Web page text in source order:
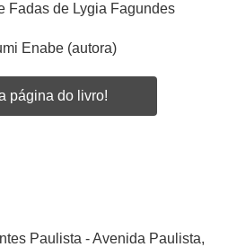
Fadas de Lygia Fagundes
Enabe (autora)
página do livro!
Paulista - Avenida Paulista,